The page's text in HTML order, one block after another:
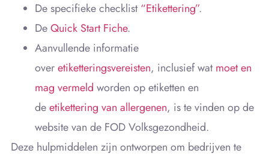
De specifieke checklist“Etikettering”.
DeQuick Start Fiche.
Aanvullende informatie
overetiketteringsvereisten, inclusief watmoet en
mag vermeld worden op etiketten en
deetikettering van allergenen, is te vinden op de
website van de FOD Volksgezondheid.
Deze hulpmiddelen zijn ontworpen om bedrijven te